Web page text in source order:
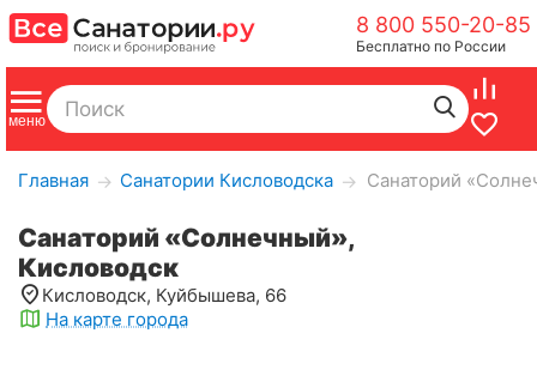
8 800 550-20-85
Бесплатно по России
Главная → Санатории Кисловодска → Санаторий
Санаторий «Солнечный»,
Кисловодск
Кисловодск, Куйбышева, 66
На карте города